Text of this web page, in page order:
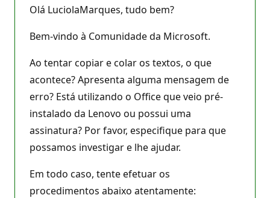
Olá LuciolaMarques, tudo bem?
Bem-vindo à Comunidade da Microsoft.
Ao tentar copiar e colar os textos, o que
acontece? Apresenta alguma mensagem de
erro? Está utilizando o Office que veio pré-
instalado da Lenovo ou possui uma
assinatura? Por favor, especifique para que
possamos investigar e lhe ajudar.
Em todo caso, tente efetuar os
procedimentos abaixo atentamente: